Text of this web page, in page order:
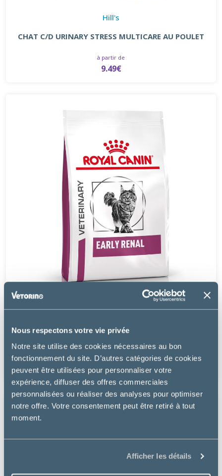
Nous respectons votre vie privée
Notre site utilise des cookies nécessaires au bon
fonctionnement du site. D’autres catégories de cookies
peuvent être utilisées pour personnaliser votre
expérience, diffuser des offres commerciales
personnalisées ou réaliser des analyses pour optimiser
notre offre. Votre consentement peut être retiré à tout
moment.
Afficher les détails
Hill's
CHAT C/D URINARY STRESS MULTICARE AU POULET
à partir de
9.49€
CAT EARLY RENAL
à partir de
8.99€